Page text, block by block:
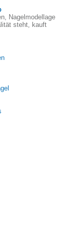
Nagelmodellage
steht, kauft